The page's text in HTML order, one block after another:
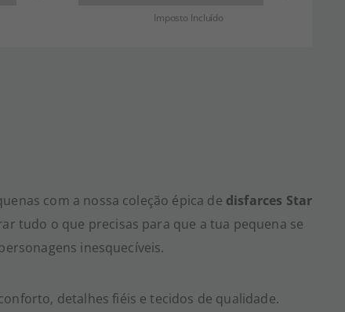
Imposto Incluído
com a nossa coleção épica de disfarces Star
tudo o que precisas para que a tua pequena se
inesquecíveis.
detalhes fiéis e tecidos de qualidade.